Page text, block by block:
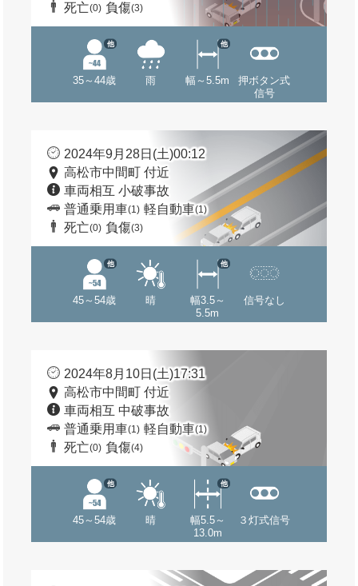
死亡(0) 負傷(3)
35～44歳
他
雨 幅～5.5m
他
押ボタン式
信号
2024年9月28日(土)00:12
高松市中間町 付近
車両相互 小破事故
普通乗用車(1) 軽自動車(1)
死亡(0) 負傷(3)
45～54歳
他
晴
幅3.5～
5.5m
他
信号なし
2024年8月10日(土)17:31
高松市中間町 付近
車両相互 中破事故
普通乗用車(1) 軽自動車(1)
死亡(0) 負傷(4)
45～54歳
他
晴
幅5.5～
13.0m
他
３灯式信号